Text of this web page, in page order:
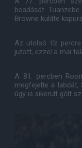
beadását
Browne küldte
Az utolsó tíz
jutott, ezzel a mai
A 81. percben
megfejelte a labdát,
úgy is sikerült gólt